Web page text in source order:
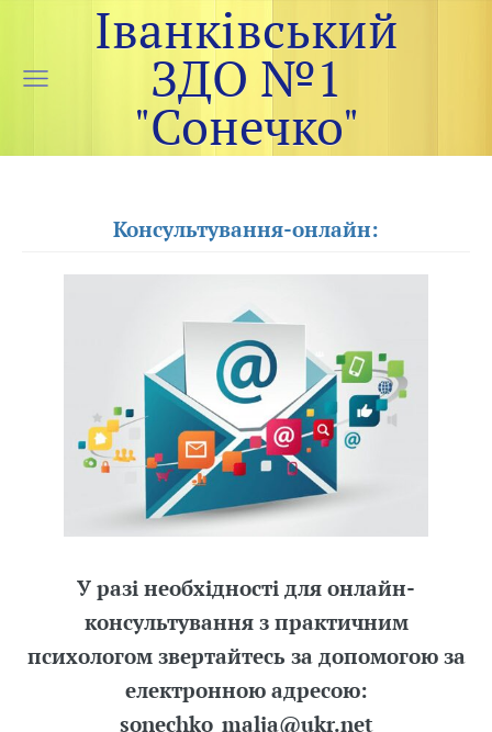
Іванківський
ЗДО №1
"Сонечко"
Консультування-онлайн:
У разі необхідності для онлайн-
консультування з практичним
психологом звертайтесь за допомогою за
електронною адресою:
sonechko_malja@ukr.net